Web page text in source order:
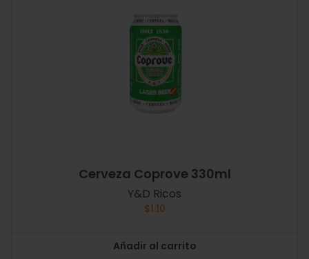
Cerveza Coprove 330ml
Y&D Ricos
$1.10
Añadir al carrito